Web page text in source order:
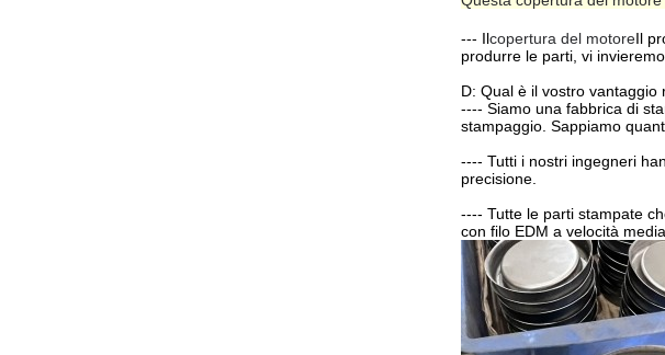
--- Ilcopertura del motoreIl
produrre le parti, vi
D: Qual è il vostro
---- Siamo una fabbrica di
stampaggio. Sappiamo
---- Tutti i nostri ingegneri
precisione.
---- Tutte le parti stampate
con filo EDM a velocità